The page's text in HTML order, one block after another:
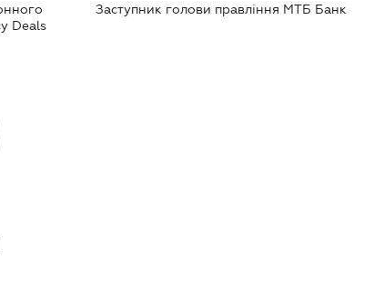
Deals
Заступник голови правління МТБ Банк